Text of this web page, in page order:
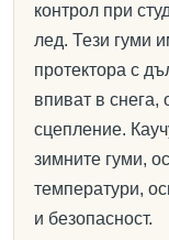
контрол при
лед. Тези гуми
протектора с
впиват в снега,
сцепление.
зимните гуми,
температури,
и безопасност.